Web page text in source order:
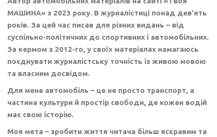
МАШИНА» з 2023 року. В журналістиці понад дев’ять
років. За цей час писав для різних видань – від
суспільно-політичних до спортивних і автомобільних.
За кермом з 2012-го, у своїх матеріалах намагаюсь
поєднувати журналістську точність із живою мовою
та власним досвідом.
Для мене автомобіль – це не просто транспорт, а
частина культури й простір свободи, де кожен водій
має свою історію.
Моя мета – зробити життя читача більш яскравим та